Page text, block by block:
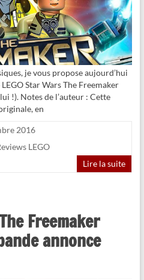
je vous propose aujourd’hui
Star Wars The Freemaker
!). Notes de l’auteur : Cette
en
2016
LEGO
Lire la suite
Freemaker
annonce